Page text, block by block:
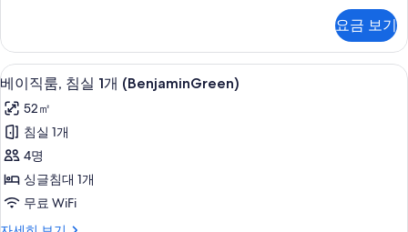
모
두
보
기
침
실
1
개
(DorosiRed)
자
세
히
보
기
요금 보기
베
이
직
룸,
침
실
베이직룸, 침실 1개 (BenjaminGreen) |
15
베이직룸, 침실 1개 (BenjaminGreen)
52㎡
침실 1개
4명
싱글침대 1개
무료 WiFi